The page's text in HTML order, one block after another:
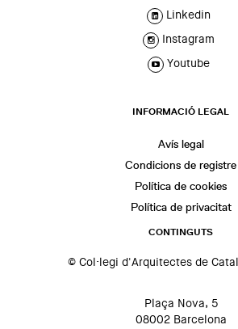
Linkedin
Instagram
Youtube
INFORMACIÓ LEGAL
Avís legal
Condicions de registre
Política de cookies
Política de privacitat
CONTINGUTS
© Col·legi d'Arquitectes de
Plaça Nova, 5
08002 Barcelona